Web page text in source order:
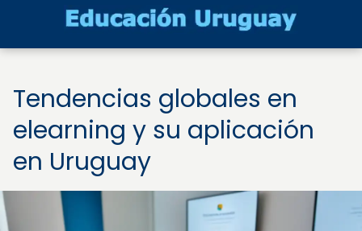
Tendencias globales en
elearning y su aplicación
en Uruguay